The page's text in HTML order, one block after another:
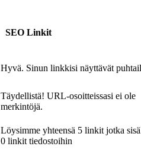
SEO Linkit
Hyvä. Sinun linkkisi näyttävät
Täydellistä! URL-osoitteissasi ei ole
merkintöjä.
Löysimme yhteensä 5 linkit jotka
0 linkit tiedostoihin